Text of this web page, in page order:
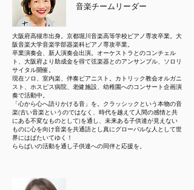
音楽チームリーダー
大阪府高槻市出身。京都堀川音楽高等学校ピアノ専攻卒業。大
阪音楽大学音楽学部器楽科ピアノ専攻卒業。
卒業演奏会、新人演奏会出演。オーケストラとのコンチェル
ト、大阪府より助成金を得て弦楽器とのアンサンブル、ソロリ
サイタル開催。
現在ソロ、室内楽、伴奏ピアニスト。カトリック教会オルガニ
スト、ホスピス病院、老健施設、幼稚園へのコンサート企画演
奏で活動中。
「心から心へ語りかける音」を。クラッシックという本物の音
楽(古い音楽というのではなく、時代を越えて人間の感情と共
にある不変なものとして)を通し、未来ある子供達が見えない
ものに心を向け音楽を共通語とし真にグローバルな人として世
界にはばたいてゆく！
ららばいの活動を通し子供達への同伴と応援を。